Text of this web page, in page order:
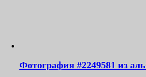
Фотография #2249581 из